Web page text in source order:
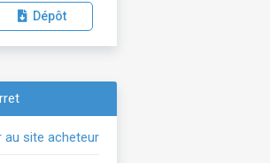
Dépôt
au site acheteur